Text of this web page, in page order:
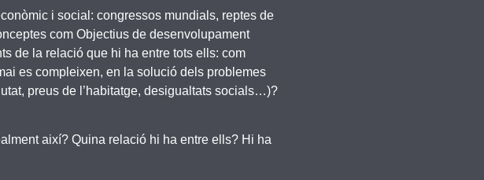
i social: congressos mundials, reptes de
com Objectius de desenvolupament
de la relació que hi ha entre tots ells: com
es compleixen, en la solució dels problemes
preus de l’habitatge, desigualtats socials…)?
així? Quina relació hi ha entre ells? Hi ha